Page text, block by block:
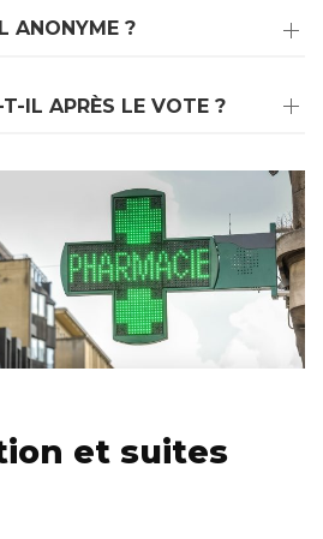
ANONYME ?
T-IL APRÈS LE VOTE ?
et suites